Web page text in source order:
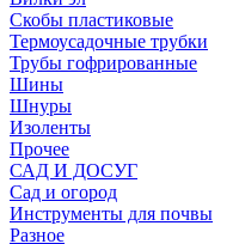
Скобы пластиковые
Термоусадочные трубки
Трубы гофрированные
Шины
Шнуры
Изоленты
Прочее
САД И ДОСУГ
Сад и огород
Инструменты для почвы
Разное